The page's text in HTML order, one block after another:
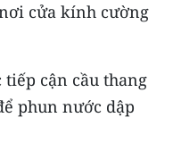
cửa kính cường
cận cầu thang
phun nước dập